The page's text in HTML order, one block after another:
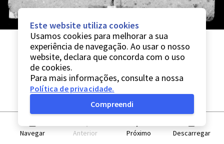
Navegar Anterior Próximo Descarregar
Este website utiliza cookies
Usamos cookies para melhorar a sua
experiência de navegação. Ao usar o nosso
website, declara que concorda com o uso
de cookies.
Para mais informações, consulte a nossa
Política de privacidade.
Compreendi